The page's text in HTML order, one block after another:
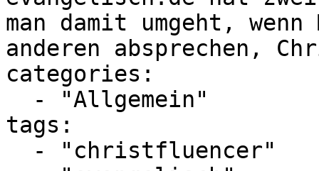
man damit umgeht, wenn
anderen absprechen,
categories:
tags: